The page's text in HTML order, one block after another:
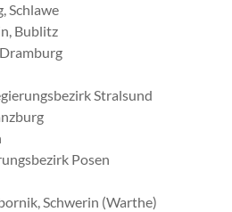
Schlawe
Bublitz
Stralsund
Posen
Schwerin (Warthe)